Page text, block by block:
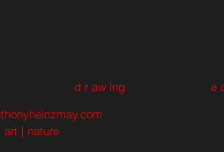
d r aw ing e
art | nature